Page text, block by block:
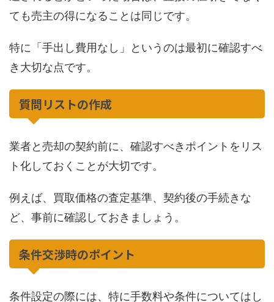
ても売主の得になることは同じです。
特に「手出し費用なし」というのは最初に確認すべ
き大切な点です。
質問リストの作成
業者と売却の契約前に、確認すべきポイントをリス
ト化しておくことが大切です。
例えば、買取価格の査定基準、契約後の手続きな
ど、事前に確認しておきましょう。
条件交渉時のポイント
条件設定の際には、特に手数料や条件についてはし